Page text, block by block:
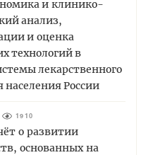
и клинико-
анализ,
и оценка
технологий в
лекарственного
населения России
1910
о развитии
основанных на